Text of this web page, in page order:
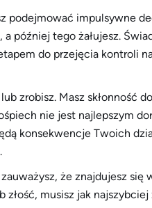
podejmować impulsywne
później tego żałujesz.
do przejęcia kontroli
zrobisz. Masz skłonność
nie jest najlepszym
konsekwencje Twoich
że znajdujesz
musisz jak